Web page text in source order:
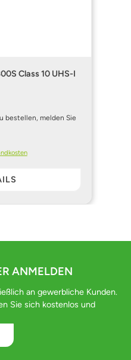
Class 10 UHS-I
bestellen, melden Sie
ANMELDEN
an gewerbliche Kunden.
Sie sich kostenlos und